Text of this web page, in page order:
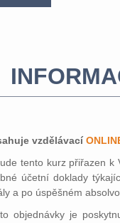
vzdělávací
tento kurz přiřazen k
účetní doklady
a po úspěšném
objednávky je